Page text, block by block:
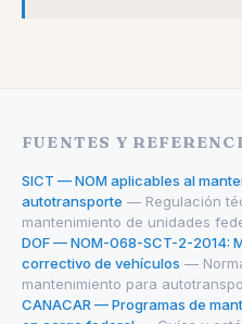
FUENTES Y
SICT — NOM aplicables al
autotransporte — Regulación
mantenimiento de unidades
DOF — NOM-068-SCT-2-2014:
correctivo de vehículos —
mantenimiento para
CANACAR — Programas de